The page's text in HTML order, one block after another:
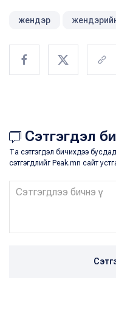
жендэр
Сэтгэгдэл
Та сэтгэгдэл бичихдээ
сэтгэгдлийг Peak.mn сайт